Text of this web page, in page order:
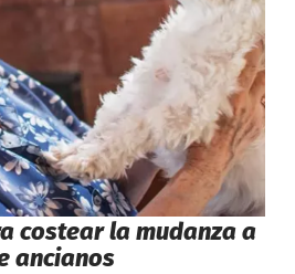
costear la mudanza a
ancianos